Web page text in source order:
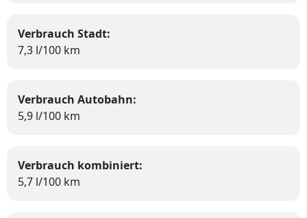
Verbrauch Stadt:
7,3 l/100 km
Verbrauch Autobahn:
5,9 l/100 km
Verbrauch kombiniert:
5,7 l/100 km